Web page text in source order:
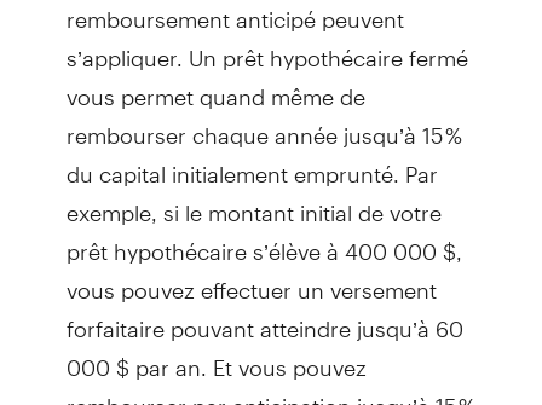
s’appliquer. Un prêt hypothécaire fermé
vous permet quand même de
rembourser chaque année jusqu’à 15 %
du capital initialement emprunté. Par
exemple, si le montant initial de votre
prêt hypothécaire s’élève à 400 000 $,
vous pouvez effectuer un versement
forfaitaire pouvant atteindre jusqu’à 60
000 $ par an. Et vous pouvez